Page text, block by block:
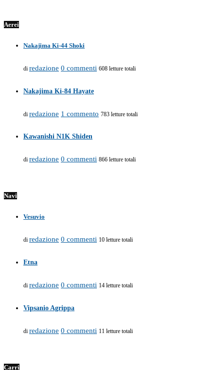
Aerei
Nakajima Ki-44 Shoki
di redazione 0 commenti 608 letture totali
Nakajima Ki-84 Hayate
di redazione 1 commento 783 letture totali
Kawanishi N1K Shiden
di redazione 0 commenti 866 letture totali
Navi
Vesuvio
di redazione 0 commenti 10 letture totali
Etna
di redazione 0 commenti 14 letture totali
Vipsanio Agrippa
di redazione 0 commenti 11 letture totali
Carri